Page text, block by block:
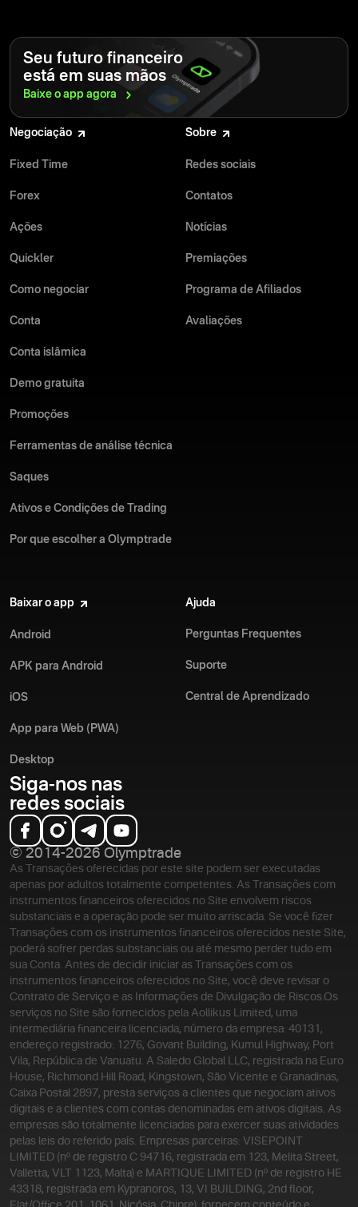
Seu futuro financeiro
está em suas mãos
Baixe o app agora
Negociação
Fixed Time
Forex
Ações
Quickler
Como negociar
Conta
Conta islâmica
Demo gratuita
Promoções
Ferramentas de análise técnica
Saques
Ativos e Condições de Trading
Por que escolher a Olymptrade
Sobre
Redes sociais
Contatos
Notícias
Premiações
Programa de Afiliados
Avaliações
Baixar o app
Android
APK para Android
iOS
App para Web (PWA)
Desktop
Ajuda
Perguntas Frequentes
Suporte
Central de Aprendizado
Siga-nos nas
redes sociais
© 2014-2026 Olymptrade
As Transações oferecidas por este site podem ser executadas
apenas por adultos totalmente competentes. As Transações com
instrumentos financeiros oferecidos no Site envolvem riscos
substanciais e a operação pode ser muito arriscada. Se você fizer
Transações com os instrumentos financeiros oferecidos neste Site,
poderá sofrer perdas substanciais ou até mesmo perder tudo em
sua Conta. Antes de decidir iniciar as Transações com os
instrumentos financeiros oferecidos no Site, você deve revisar o
Contrato de Serviço e as Informações de Divulgação de Riscos.Os
serviços no Site são fornecidos pela Aollikus Limited, uma
intermediária financeira licenciada, número da empresa: 40131,
endereço registrado: 1276, Govant Building, Kumul Highway, Port
Vila, República de Vanuatu. A Saledo Global LLC, registrada na Euro
House, Richmond Hill Road, Kingstown, São Vicente e Granadinas,
Caixa Postal 2897, presta serviços a clientes que negociam ativos
digitais e a clientes com contas denominadas em ativos digitais. As
empresas são totalmente licenciadas para exercer suas atividades
pelas leis do referido país. Empresas parceiras: VISEPOINT
LIMITED (nº de registro C 94716, registrada em 123, Melita Street,
Valletta, VLT 1123, Malta) e MARTIQUE LIMITED (nº de registro HE
43318, registrada em Kypranoros, 13, VI BUILDING, 2nd floor,